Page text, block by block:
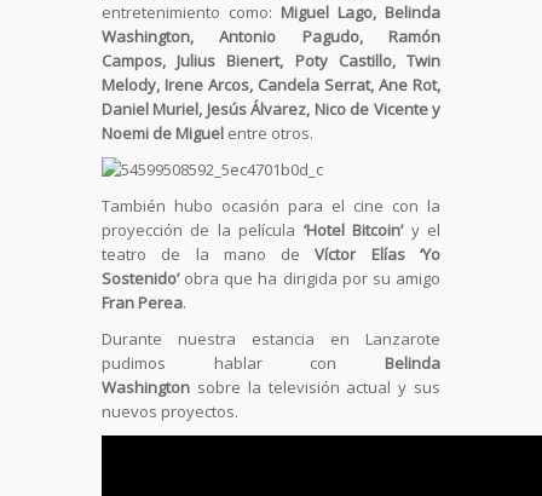
entretenimiento como: Miguel Lago, Belinda
Washington, Antonio Pagudo, Ramón
Campos, Julius Bienert, Poty Castillo, Twin
Melody, Irene Arcos, Candela Serrat, Ane Rot,
Daniel Muriel, Jesús Álvarez, Nico de Vicente y
Noemi de Miguel entre otros.
También hubo ocasión para el cine con la
proyección de la película ‘Hotel Bitcoin’y el
teatro de la mano de Víctor Elías ‘Yo
Sostenido’obra que ha dirigida por su amigo
Fran Perea.
Durante nuestra estancia en Lanzarote
pudimos hablar con Belinda
Washington sobre la televisión actual y sus
nuevos proyectos.